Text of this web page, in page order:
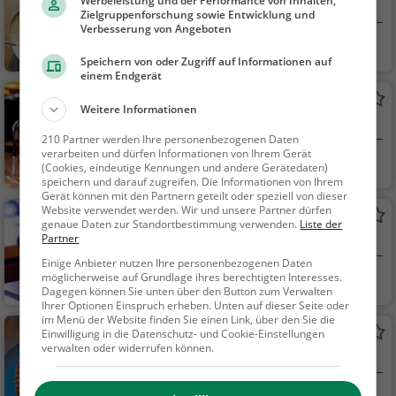
Café in Königslutter am Elm
m
hen, Frühstück, Gebä
Piazza
Königslutter am El
m
Bar, Café, Eiscafé
/ Eisdiele, Bier, Wein,
Snacks / Getränke, K
affee / Kuchen, Frühs
aren, Eisdiele
Café am Markt
Königslutter am El
m
Café, Kaffee / Kuc
hen, Frühstück, Gebä
ck / Teigwaren, Snac
ks / Getränke
BriSand
Restaurant in Königslutter am Elm
Zielgruppenforschung sowie Entwicklung und
Verbesserung von Angeboten
Speichern von oder Zugriff auf Informationen auf
einem Endgerät
Weitere Informationen
210 Partner werden Ihre personenbezogenen Daten
verarbeiten und dürfen Informationen von Ihrem Gerät
(Cookies, eindeutige Kennungen und andere Gerätedaten)
speichern und darauf zugreifen. Die Informationen von Ihrem
Gerät können mit den Partnern geteilt oder speziell von dieser
Website verwendet werden. Wir und unsere Partner dürfen
genaue Daten zur Standortbestimmung verwenden. Liste der
Partner
Einige Anbieter nutzen Ihre personenbezogenen Daten
möglicherweise auf Grundlage ihres berechtigten Interesses.
Dagegen können Sie unten über den Button zum Verwalten
Ihrer Optionen Einspruch erheben. Unten auf dieser Seite oder
im Menü der Website finden Sie einen Link, über den Sie die
Einwilligung in die Datenschutz- und Cookie-Einstellungen
verwalten oder widerrufen können.